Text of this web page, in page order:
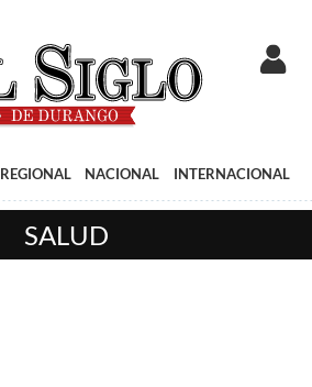
REGIONAL NACIONAL INTERNACIONAL
SALUD